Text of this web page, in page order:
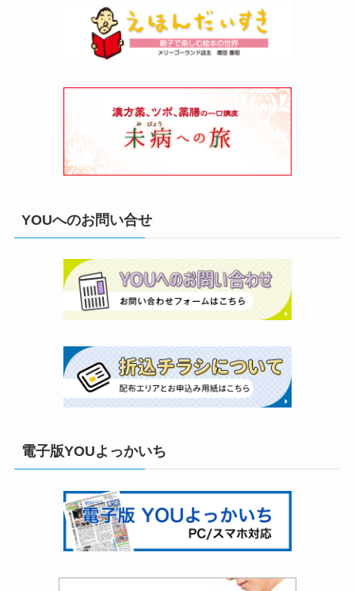
YOUへのお問い合せ
電子版YOUよっかいち